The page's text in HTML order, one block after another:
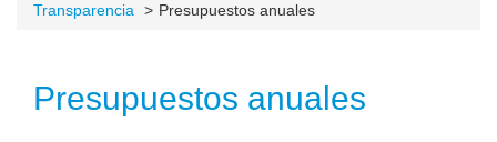
Transparencia Presupuestos anuales
Presupuestos anuales